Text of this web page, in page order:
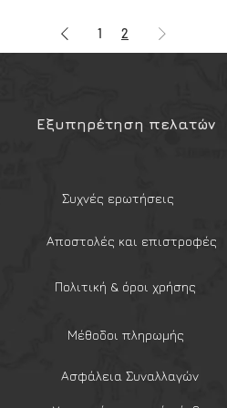
1 2
Εξυπηρέτηση πελατών
Συχνές ερωτήσεις
Αποστολές και επιστροφές
Πολιτική & όροι χρήσης
Μέθοδοι πληρωμής
Ασφάλεια Συναλλαγών